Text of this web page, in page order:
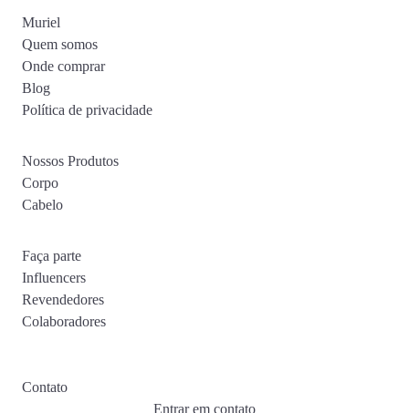
Muriel
Quem somos
Onde comprar
Blog
Política de privacidade
Nossos Produtos
Corpo
Cabelo
Faça parte
Influencers
Revendedores
Colaboradores
Contato
Entrar em contato